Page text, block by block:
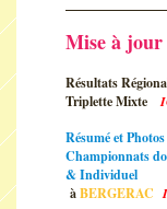
Mise à jour
Résultats
Triplette Mixte
Résumé et
Championnats
& Individuel
àBERGERAC